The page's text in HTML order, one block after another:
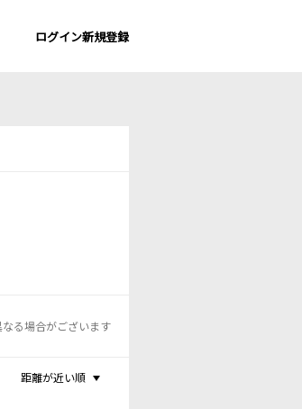
ログイン新規登録
る場合がございます
距離が近い順